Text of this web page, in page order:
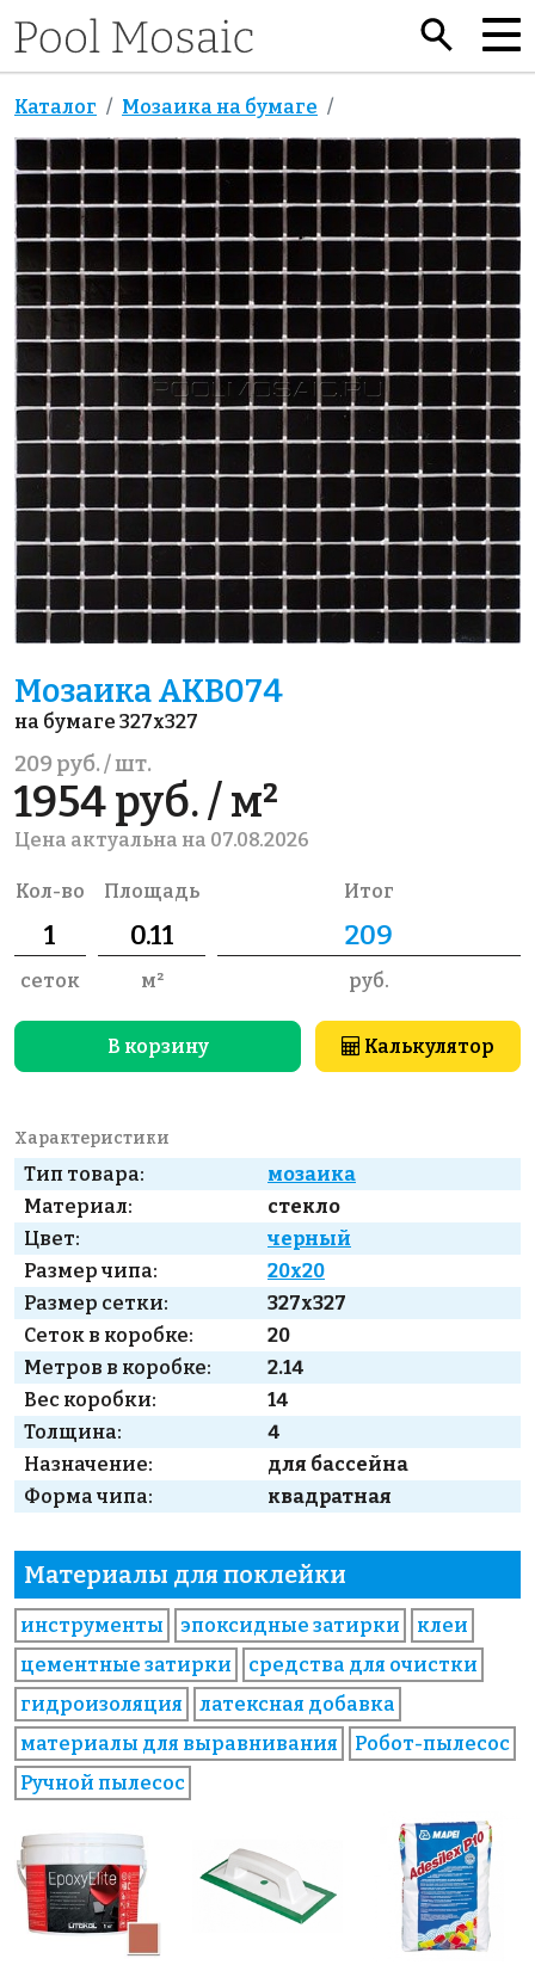
Каталог Мозаика на бумаге
Мозаика AKB074
на бумаге 327x327
209 руб. / шт.
1954 руб. / м²
Цена актуальна на 07.08.2026
Кол-во
сеток
Площадь
м²
Итог
руб.
В корзину Калькулятор
Характеристики
Тип товара:
мозаика
Материал:
стекло
Цвет:
черный
Размер чипа:
20x20
Размер сетки:
327x327
Сеток в коробке:
20
Метров в коробке:
2.14
Вес коробки:
14
Толщина:
4
Назначение:
для бассейна
Форма чипа:
квадратная
Материалы для поклейки
инструменты эпоксидные затирки
клеи
цементные затирки
средства для очистки
гидроизоляция
латексная добавка
материалы для выравнивания
Робот-пылесос
Ручной пылесос